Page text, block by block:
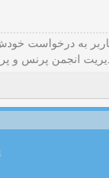
به درخواست
انجمن پرنس و